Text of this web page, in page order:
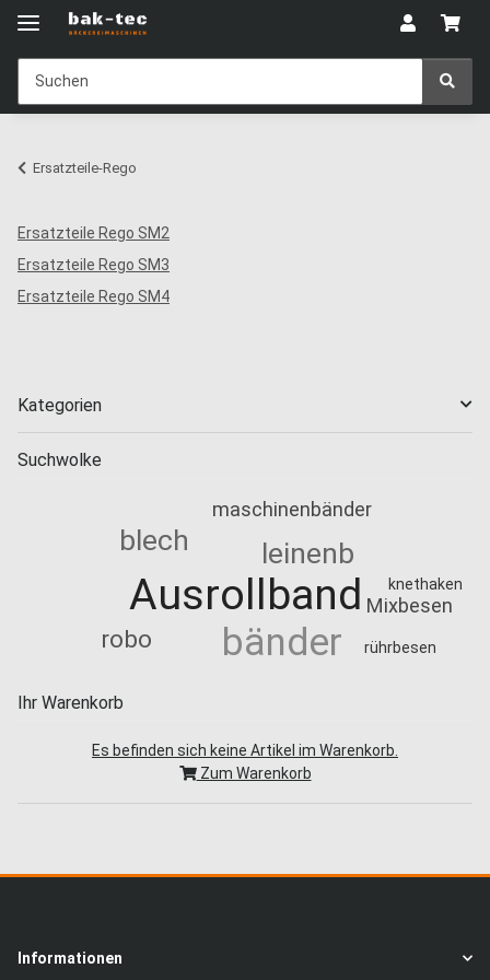
Ersatzteile-Rego
Ersatzteile Rego SM2
Ersatzteile Rego SM3
Ersatzteile Rego SM4
Kategorien
Suchwolke
Ausrollband
bänder
leinenb
blech
robo
maschinenbänder
Mixbesen
knethaken
rührbesen
Ihr Warenkorb
Es befinden sich keine Artikel im Warenkorb.
Zum Warenkorb
Informationen